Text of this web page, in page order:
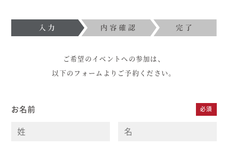
実例集・お客様の声
家づくりについて
ご希望のイベントへの参加は、
以下のフォームよりご予約ください。
お名前 必須